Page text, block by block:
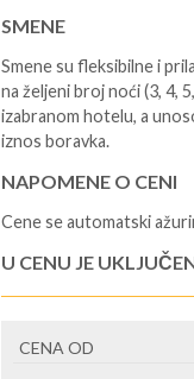
SMENE
Smene su fleksibilne i
na željeni broj noći (3, 4,
izabranom hotelu, a
iznos boravka.
NAPOMENE O CENI
Cene se automatski
U CENU JE
- rezervisane i
putovanja.
CENA OD